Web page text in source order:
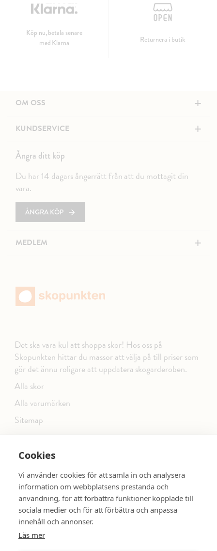
Cookies
Vi använder cookies för att samla in och analysera
information om webbplatsens prestanda och
användning, för att förbättra funktioner kopplade till
sociala medier och för att förbättra och anpassa
innehåll och annonser.
Läs mer
Köp nu, betala senare
med Klarna
Returnera i butik
OM OSS +
KUNDSERVICE +
Ångra ditt köp
Du har 14 dagars ångerrätt från att du mottagit din
vara.
ÅNGRA KÖP
MEDLEM +
Det ska vara kul att shoppa skor! Hos oss på
Skopunkten hittar du massor att välja på till priser som
gör det ännu roligare att uppdatera skogarderoben.
Alla skor
Alla varumärken
Sitemap
FÖLJ OSS PÅ SOCIALA MEDIER
SE MER SKOR: dinsko.se